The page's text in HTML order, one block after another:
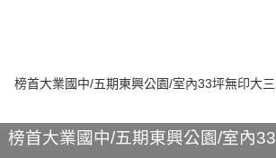
榜首大業國中/五期東興公園/室內33